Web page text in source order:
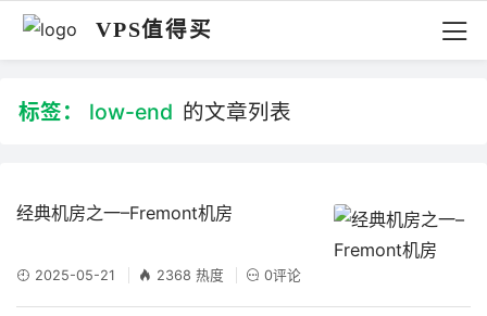
VPS值得买
标签： low-end 的文章列表
经典机房之一–Fremont机房
2025-05-21 2368 热度 0评论